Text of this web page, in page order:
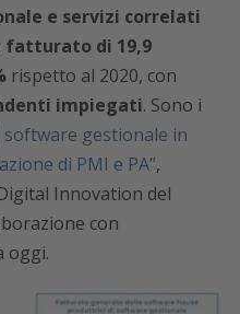
e servizi correlati
fatturato di 19,9
rispetto al 2020, con
impiegati. Sono i
software gestionale in
di PMI e PA”,
Innovation del
con
oggi.